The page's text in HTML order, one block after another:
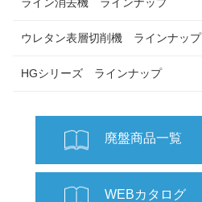
ウレタン表層切削機 ラインナップ
HGシリーズ ラインナップ
廃盤商品一覧
WEBカタログ